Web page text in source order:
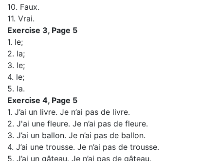
10. Faux.
11. Vrai.
Exercise 3, Page 5
1. le;
2. la;
3. le;
4. le;
5. la.
Exercise 4, Page 5
1. J’ai un livre. Je n’ai pas de livre.
2. J'ai une fleure. Je n’ai pas de fleure.
3. J’ai un ballon. Je n’ai pas de ballon.
4. J’ai une trousse. Je n’ai pas de trousse.
5. J’ai un gâteau. Je n’ai pas de gâteau.